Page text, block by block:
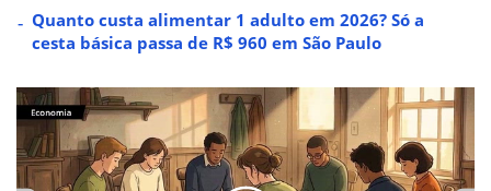
Quanto custa alimentar 1 adulto em 2026? Só a
cesta básica passa de R$ 960 em São Paulo